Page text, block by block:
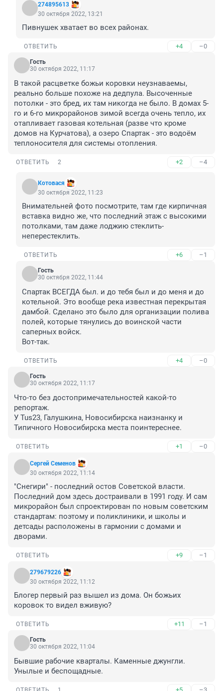
274895613
30 октября 2022, 13:21
Пивнушек хватает во всех районах.
ОТВЕТИТЬ +4 –0
Гость
30 октября 2022, 11:17
В такой расцветке божьи коровки неузнаваемы,
реально больше похоже на дедпула. Высоченные
потолки - это бред, их там никогда не было. В домах 5-
го и 6-го микрорайонов зимой всегда очень тепло, их
отапливает газовая котельная (разве что кроме
домов на Курчатова), а озеро Спартак - это водоём
теплоносителя для системы отопления.
ОТВЕТИТЬ 2 +2 –4
Котовася
30 октября 2022, 11:23
Внимательней фото посмотрите, там где кирпичная
вставка видно же, что последний этаж с высокими
потолками, там даже лоджию стеклить-
неперестеклить.
ОТВЕТИТЬ +6 –1
Гость
30 октября 2022, 11:44
Спартак ВСЕГДА был. и до тебя был и до меня и до
котельной. Это вообще река известная перекрытая
дамбой. Сделано это было для организации полива
полей, которые тянулись до воинской части
саперных войск.
Вот-так.
ОТВЕТИТЬ +4 –0
Гость
30 октября 2022, 11:17
Что-то без достопримечательностей какой-то
репортаж.
У Tus23, Галушкина, Новосибирска наизнанку и
Типичного Новосибирска места поинтереснее.
ОТВЕТИТЬ +1 –0
Сергей Семенов
30 октября 2022, 11:14
"Снегири" - последний остов Советской власти.
Последний дом здесь достраивали в 1991 году. И сам
микрорайон был спроектирован по новым советским
стандартам: поэтому и поликлиники, и школы и
детсады расположены в гармонии с домами и
дворами.
ОТВЕТИТЬ +9 –1
279679226
30 октября 2022, 11:12
Блогер первый раз вышел из дома. Он божьих
коровок то видел вживую?
ОТВЕТИТЬ +11 –1
Гость
30 октября 2022, 11:04
Бывшие рабочие кварталы. Каменные джунгли.
Унылые и беспощадные.